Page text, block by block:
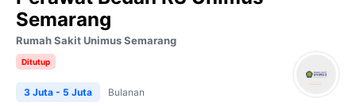
Semarang
Rumah Sakit Unimus Semarang
Ditutup
3 Juta - 5 Juta Bulanan